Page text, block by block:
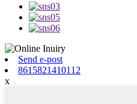
Send e-post
8615821410112
x